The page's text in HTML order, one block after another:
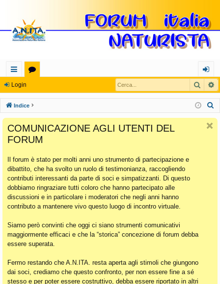
oll
eg
a
m
en
ti
Ra
pi
di
u
m
og
in
Login Cerca
Indice
COMUNICAZIONE AGLI UTENTI DEL
FORUM
Il forum è stato per molti anni uno strumento di partecipazione e
dibattito, che ha svolto un ruolo di testimonianza, raccogliendo
contributi interessanti da parte di soci e simpatizzanti. Di questo
dobbiamo ringraziare tutti coloro che hanno partecipato alle
discussioni e in particolare i moderatori che negli anni hanno
contributo a mantenere vivo questo luogo di incontro virtuale.
Siamo però convinti che oggi ci siano strumenti comunicativi
maggiormente efficaci e che la “storica” concezione di forum debba
essere superata.
Fermo restando che A.N.ITA. resta aperta agli stimoli che giungono
dai soci, crediamo che questo confronto, per non essere fine a sé
stesso e per poter essere costruttivo, debba essere riportato in altri